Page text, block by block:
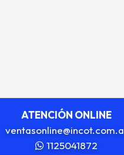
ATENCIÓN ONLINE
1125041872